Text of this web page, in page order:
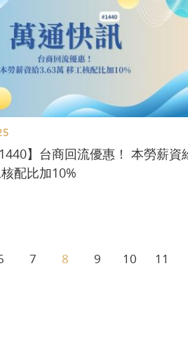
1440】台商回流優惠！ 本勞薪資
配比加10%
7 8 9 10 11